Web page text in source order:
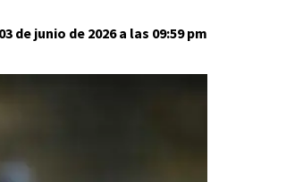
de junio de 2026 a las 09:59 pm